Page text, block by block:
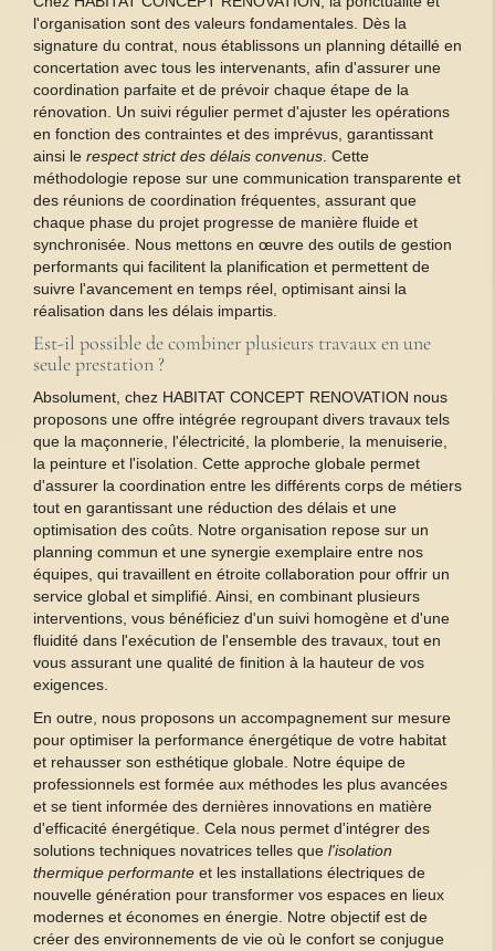
l'organisation sont des valeurs fondamentales. Dès la
signature du contrat, nous établissons un planning détaillé en
concertation avec tous les intervenants, afin d'assurer une
coordination parfaite et de prévoir chaque étape de la
rénovation. Un suivi régulier permet d'ajuster les opérations
en fonction des contraintes et des imprévus, garantissant
ainsi le respect strict des délais convenus. Cette
méthodologie repose sur une communication transparente et
des réunions de coordination fréquentes, assurant que
chaque phase du projet progresse de manière fluide et
synchronisée. Nous mettons en œuvre des outils de gestion
performants qui facilitent la planification et permettent de
suivre l'avancement en temps réel, optimisant ainsi la
réalisation dans les délais impartis.
Est-il possible de combiner plusieurs travaux en une
seule prestation ?
Absolument, chez HABITAT CONCEPT RENOVATION nous
proposons une offre intégrée regroupant divers travaux tels
que la maçonnerie, l'électricité, la plomberie, la menuiserie,
la peinture et l'isolation. Cette approche globale permet
d'assurer la coordination entre les différents corps de métiers
tout en garantissant une réduction des délais et une
optimisation des coûts. Notre organisation repose sur un
planning commun et une synergie exemplaire entre nos
équipes, qui travaillent en étroite collaboration pour offrir un
service global et simplifié. Ainsi, en combinant plusieurs
interventions, vous bénéficiez d'un suivi homogène et d'une
fluidité dans l'exécution de l'ensemble des travaux, tout en
vous assurant une qualité de finition à la hauteur de vos
exigences.
En outre, nous proposons un accompagnement sur mesure
pour optimiser la performance énergétique de votre habitat
et rehausser son esthétique globale. Notre équipe de
professionnels est formée aux méthodes les plus avancées
et se tient informée des dernières innovations en matière
d'efficacité énergétique. Cela nous permet d'intégrer des
solutions techniques novatrices telles que l'isolation
thermique performante et les installations électriques de
nouvelle génération pour transformer vos espaces en lieux
modernes et économes en énergie. Notre objectif est de
créer des environnements de vie où le confort se conjugue